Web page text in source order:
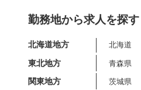
勤務地から求人を探す
北海道地方 北海道
東北地方 青森県
関東地方 茨城県